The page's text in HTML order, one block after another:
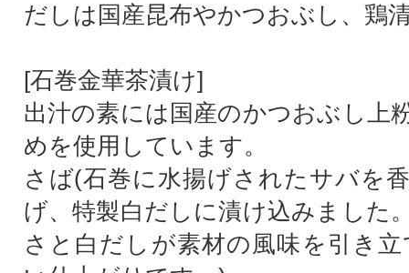
だしは国産昆布やかつおぶし、鶏
[石巻金華茶漬け]
出汁の素には国産のかつおぶし上
めを使用しています。
さば(石巻に水揚げされたサバを
げ、特製白だしに漬け込みました
さと白だしが素材の風味を引き